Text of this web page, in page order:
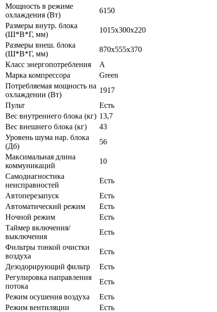
Мощность в режиме
охлаждения (Вт)
6150
Размеры внутр. блока
(Ш*В*Г, мм)
1015x300x220
Размеры внеш. блока
(Ш*В*Г, мм)
870х555х370
Класс энергопотребления
A
Марка компрессора
Green
Потребляемая мощность на
охлаждении (Вт)
1917
Пульт
Есть
Вес внутреннего блока (кг) 13,7
Вес внешнего блока (кг)
43
Уровень шума нар. блока
(Дб)
56
Максимальная длина
коммуникаций
10
Самодиагностика
неисправностей
Есть
Автоперезапуск
Есть
Автоматический режим
Есть
Ночной режим
Есть
Таймер включения/
выключения
Есть
Фильтры тонкой очистки
воздуха
Есть
Дезодорирующий фильтр
Есть
Регулировка направления
потока
Есть
Режим осушения воздуха
Есть
Режим вентиляции
Есть